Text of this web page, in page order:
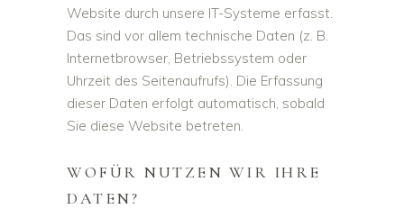
Website durch unsere IT-Systeme erfasst.
Das sind vor allem technische Daten (z. B.
Internetbrowser, Betriebssystem oder
Uhrzeit des Seitenaufrufs). Die Erfassung
dieser Daten erfolgt automatisch, sobald
Sie diese Website betreten.
WOFÜR NUTZEN WIR IHRE
DATEN?